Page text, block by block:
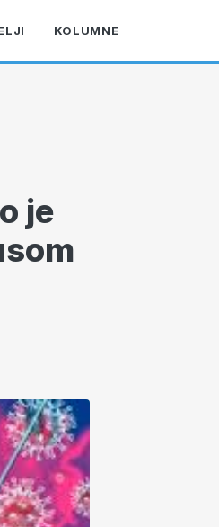
KOLUMNE
je